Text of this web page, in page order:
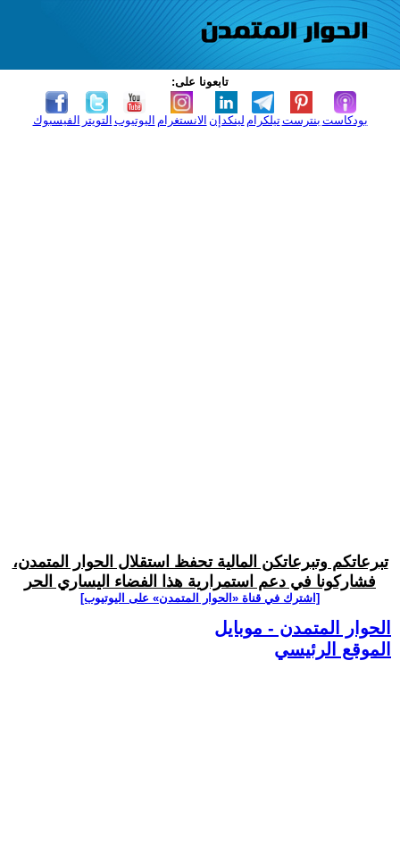
تابعونا على:
الفيسبوك التويتر اليوتيوب الانستغرام لينكدإن تيلكرامبنترست بودكاست
تبرعاتكم وتبرعاتكن المالية تحفظ استقلال الحوار المتمدن،
فشاركونا في دعم استمرارية هذا الفضاء اليساري الحر
[اشترك في قناة ‫«الحوار المتمدن» على اليوتيوب]
الحوار المتمدن - موبايل
الموقع الرئيسي